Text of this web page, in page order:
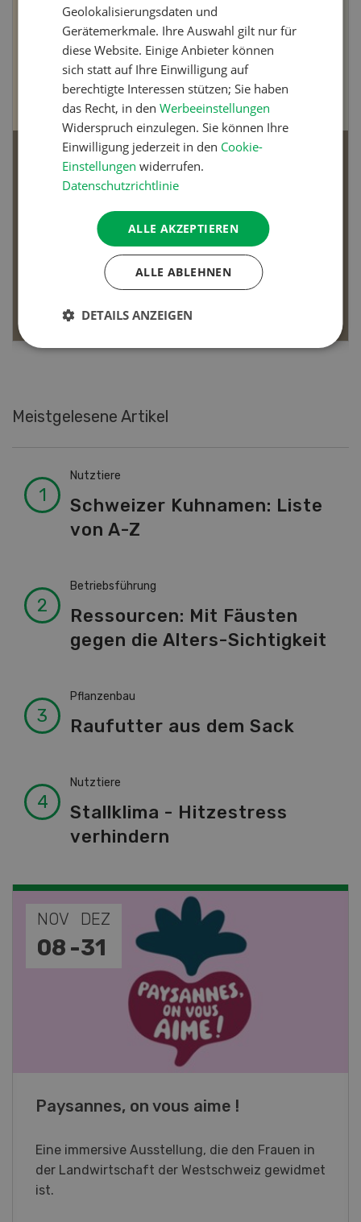
Bio-Artikel
Dossier Bio-Artikel
Meistgelesene Artikel
Nutztiere
Schweizer Kuhnamen: Liste
von A-Z
Betriebsführung
Ressourcen: Mit Fäusten
gegen die Alters-Sichtigkeit
Pflanzenbau
Raufutter aus dem Sack
Nutztiere
Stallklima - Hitzestress
verhindern
NOV
19 -
JAN
28
Fachkurs Aquakultur
Sind Sie in der Fischzucht tätig oder
interessieren Sie sich für das Thema? In
diesem Fall ist unser FBA-Weiterbildungskurs
Geolokalisierungsdaten und
Gerätemerkmale. Ihre Auswahl gilt nur für
diese Website. Einige Anbieter können
sich statt auf Ihre Einwilligung auf
berechtigte Interessen stützen; Sie haben
das Recht, in denWerbeeinstellungen
Widerspruch einzulegen. Sie können Ihre
Einwilligung jederzeit in den Cookie-
Einstellungen widerrufen.
Datenschutzrichtlinie
ALLE AKZEPTIEREN
ALLE ABLEHNEN
DETAILS ANZEIGEN